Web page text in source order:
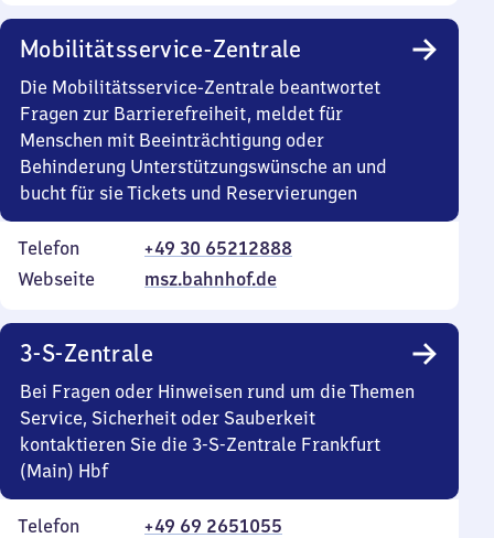
Mobilitätsservice-Zentrale
Die Mobilitätsservice-Zentrale beantwortet
Fragen zur Barrierefreiheit, meldet für
Menschen mit Beeinträchtigung oder
Behinderung Unterstützungswünsche an und
bucht für sie Tickets und Reservierungen
Telefon
+49 30 65212888
Webseite
msz.bahnhof.de
3-S-Zentrale
Bei Fragen oder Hinweisen rund um die Themen
Service, Sicherheit oder Sauberkeit
kontaktieren Sie die 3-S-Zentrale Frankfurt
(Main) Hbf
Telefon
+49 69 2651055